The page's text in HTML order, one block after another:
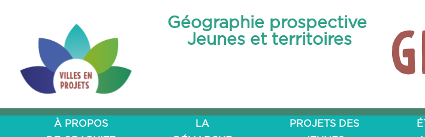
Géographie prospective
Jeunes et territoires
À PROPOS
LA
PROJETS DES